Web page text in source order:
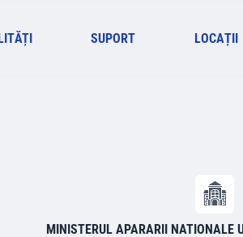
SUPORT LOCAȚII
MINISTERUL APARARII NATIONALE